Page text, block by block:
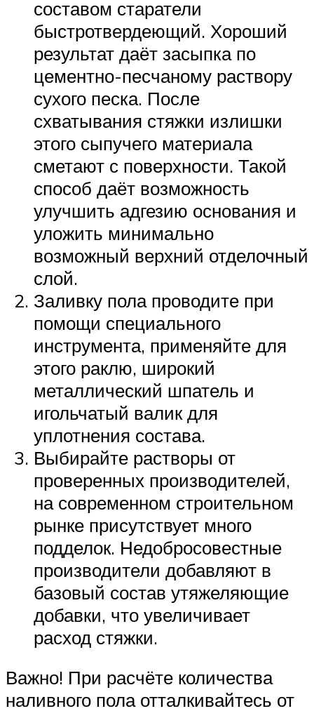
составом старатели
быстротвердеющий. Хороший
результат даёт засыпка по
цементно-песчаному раствору
сухого песка. После
схватывания стяжки излишки
этого сыпучего материала
сметают с поверхности. Такой
способ даёт возможность
улучшить адгезию основания и
уложить минимально
возможный верхний отделочный
слой.
Заливку пола проводите при
помощи специального
инструмента, применяйте для
этого раклю, широкий
металлический шпатель и
игольчатый валик для
уплотнения состава.
Выбирайте растворы от
проверенных производителей,
на современном строительном
рынке присутствует много
подделок. Недобросовестные
производители добавляют в
базовый состав утяжеляющие
добавки, что увеличивает
расход стяжки.
Важно! При расчёте количества
наливного пола отталкивайтесь от